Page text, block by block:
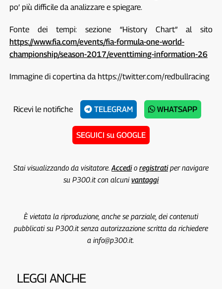
po’ più difficile da analizzare e spiegare.
Fonte dei tempi: sezione “History Chart” al sito
https://www.fia.com/events/fia-formula-one-world-
championship/season-2017/eventtiming-information-26
Immagine di copertina da https://twitter.com/redbullracing
Ricevi le notifiche TELEGRAM WHATSAPP
SEGUICI su GOOGLE
Stai visualizzando da visitatore. Accedio registratiper navigare
su P300.it con alcunivantaggi
È vietata la riproduzione, anche se parziale, dei contenuti
pubblicati su P300.it senza autorizzazione scritta da richiedere
a info@p300.it.
LEGGI ANCHE